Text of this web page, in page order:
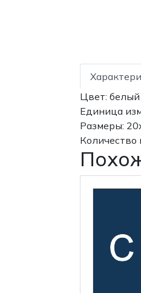
Цвет: белый
Единица
Размеры:
Количество